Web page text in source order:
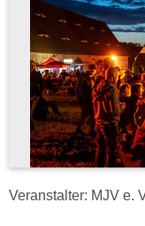
Veranstalter: MJV e.